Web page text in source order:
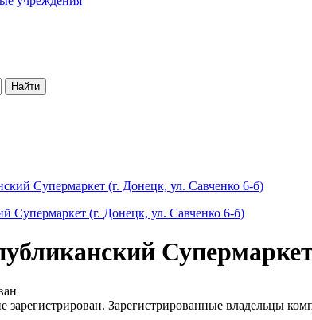
Найти
Супермаркет (г. Донецк, ул. Савченко 6-б)
зарегистрирован. Зарегистрированные владельцы